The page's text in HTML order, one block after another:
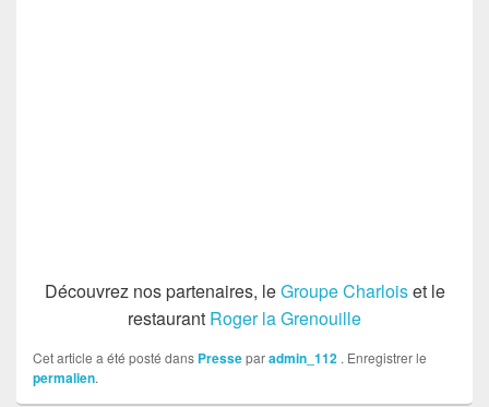
Découvrez nos partenaires, leGroupe Charloiset le
restaurant Roger la Grenouille
Cet article a été posté dans Presseparadmin_112 . Enregistrer le
permalien.